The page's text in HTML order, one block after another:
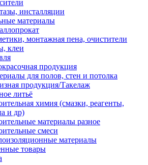
инсталляции
материалы
монтажная пена, очистители
клеи
продукция
для полов, стен и потолка
продукция/Такелаж
литьё
химия (смазки, реагенты,
и др)
материалы разное
смеси
материалы
товары